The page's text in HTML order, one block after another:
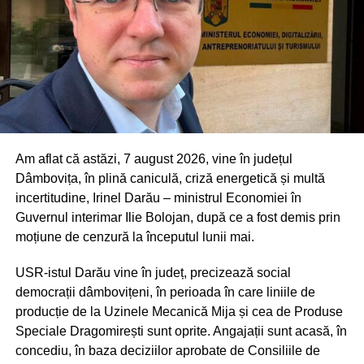
CNAIR mai precizează că OG nr. 15/2002 nu stabilește
tarife distincte de rovinietă pentru:
-:microbuzele destinate transportului de persoane cu cel
mult 8+1 locuri, acestea fiind încadrate în categoria
autoturismelor;
– rulote;
– remorci, indiferent de masa totală maximă autorizată.
De asemenea, CNAIR menționează că portalul
https://evignet24.eu încasează tarife și pentru vehicule
„În raport cu situația prezentată, aducem la cunoștința
utilizatorilor că CNAIR nu își asumă nicio
responsabilitate cu privire la accesarea și achiziția de
către utilizatori a rovinietelor de pe portaluri
Am aflat că astăzi, 7 august 2026, vine în județul
Dâmbovița, în plină caniculă, criză energetică și multă
incertitudine, Irinel Darău – ministrul Economiei în
Guvernul interimar Ilie Bolojan, după ce a fost demis prin
moțiune de cenzură la începutul lunii mai.
USR-istul Darău vine în județ, precizează social
democrații dâmbovițeni, în perioada în care liniile de
producție de la Uzinele Mecanică Mija și cea de Produse
Speciale Dragomirești sunt oprite. Angajații sunt acasă, în
concediu, în baza deciziilor aprobate de Consiliile de